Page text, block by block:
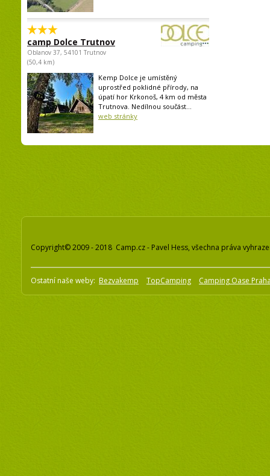
camp Dolce Trutnov
Oblanov 37, 54101 Trutnov
(50,4 km)
Kemp Dolce je umístěný
uprostřed poklidné přírody, na
úpatí hor Krkonoš, 4 km od města
Trutnova. Nedílnou součást...
web stránky
Copyright© 2009 - 2018 Camp.cz - Pavel Hess, všechna práva
Ostatní naše weby: Bezvakemp TopCamping Camping Oase